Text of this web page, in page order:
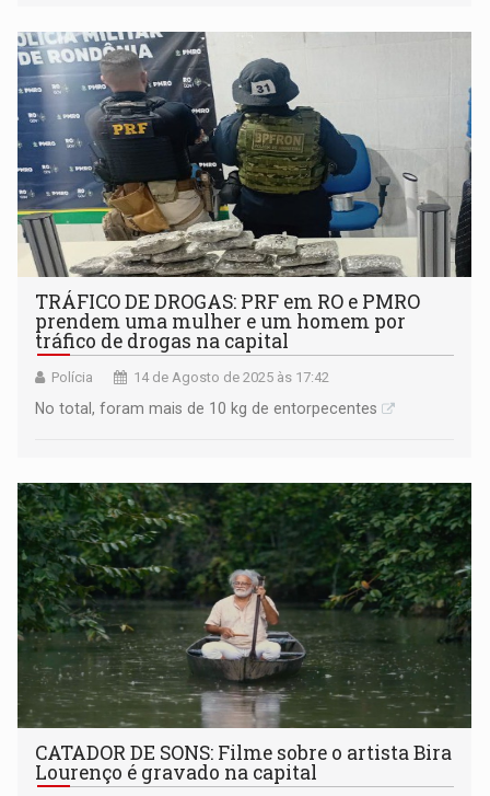
TRÁFICO DE DROGAS: PRF em RO e PMRO
prendem uma mulher e um homem por
tráfico de drogas na capital
Polícia 14 de Agosto de 2025 às 17:42
No total, foram mais de 10 kg de entorpecentes
CATADOR DE SONS: Filme sobre o artista Bira
Lourenço é gravado na capital